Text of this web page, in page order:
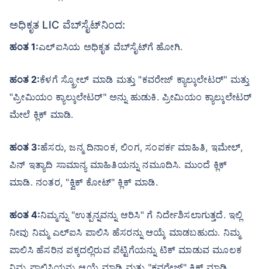
ಅಧಿಕೃತ LIC ವೆಬ್‌ಸೈಟ್‌ನಿಂದ:
ಹಂತ 1:ಎಲ್ಐಸಿಯ ಅಧಿಕೃತ ವೆಬ್‌ಸೈಟ್‌ಗೆ ಹೋಗಿ.
ಹಂತ 2:ಕೆಳಗೆ ಸ್ಕ್ರೋಲ್ ಮಾಡಿ ಮತ್ತು "ಕವರೇಜ್ ಕ್ಯಾಲ್ಕುಲೇಟರ್" ಮತ್ತು
"ಪ್ರೀಮಿಯಂ ಕ್ಯಾಲ್ಕುಲೇಟರ್" ಅನ್ನು ಹುಡುಕಿ. ಪ್ರೀಮಿಯಂ ಕ್ಯಾಲ್ಕುಲೇಟರ್
ಮೇಲೆ ಕ್ಲಿಕ್ ಮಾಡಿ.
ಹಂತ 3:ಹೆಸರು, ಜನ್ಮ ದಿನಾಂಕ, ಲಿಂಗ, ಸಂಪರ್ಕ ಮಾಹಿತಿ, ಇಮೇಲ್,
ಪಿನ್ ಇತ್ಯಾದಿ ಸಾಮಾನ್ಯ ಮಾಹಿತಿಯನ್ನು ನಮೂದಿಸಿ. ಮುಂದೆ ಕ್ಲಿಕ್
ಮಾಡಿ. ನಂತರ, "ಕ್ವಿಕ್ ಕೋಟ್" ಕ್ಲಿಕ್ ಮಾಡಿ.
ಹಂತ 4:ನಿಮ್ಮನ್ನು "ಉತ್ಪನ್ನವನ್ನು ಆರಿಸಿ" ಗೆ ನಿರ್ದೇಶಿಸಲಾಗುತ್ತದೆ. ಇಲ್ಲಿ
ನೀವು ನಿಮ್ಮ ಎಲ್ಐಸಿ ಪಾಲಿಸಿ ಹೆಸರನ್ನು ಆಯ್ಕೆ ಮಾಡಬಹುದು. ನಿಮ್ಮ
ಪಾಲಿಸಿ ಹೆಸರಿನ ಪಕ್ಕದಲ್ಲಿರುವ ಪೆಟ್ಟಿಗೆಯನ್ನು ಟಿಕ್ ಮಾಡುವ ಮೂಲಕ